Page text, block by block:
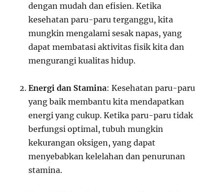
dengan mudah dan efisien. Ketika
kesehatan paru-paru terganggu, kita
mungkin mengalami sesak napas, yang
dapat membatasi aktivitas fisik kita dan
mengurangi kualitas hidup.
Energi dan Stamina: Kesehatan paru-paru
yang baik membantu kita mendapatkan
energi yang cukup. Ketika paru-paru tidak
berfungsi optimal, tubuh mungkin
kekurangan oksigen, yang dapat
menyebabkan kelelahan dan penurunan
stamina.